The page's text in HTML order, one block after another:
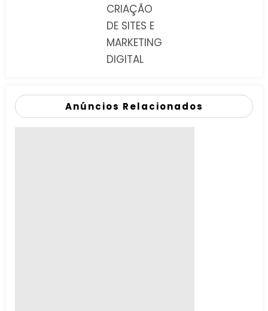
CRIAÇÃO
DE SITES E
MARKETING
DIGITAL
Anúncios Relacionados